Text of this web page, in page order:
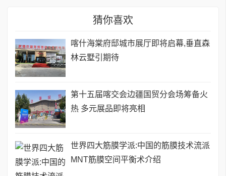
猜你喜欢
喀什海棠府邸城市展厅即将启幕,垂直森
林云墅引期待
第十五届喀交会边疆国贸分会场筹备火
热 多元展品即将亮相
世界四大筋膜学派:中国的筋膜技术流派
MNT筋膜空间平衡术介绍